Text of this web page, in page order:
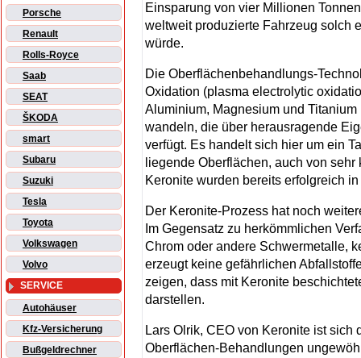
Porsche
Renault
Rolls-Royce
Saab
SEAT
ŠKODA
smart
Subaru
Suzuki
Tesla
Toyota
Volkswagen
Volvo
SERVICE
Autohäuser
Kfz-Versicherung
Bußgeldrechner
Einsparung von vier Millionen
weltweit produzierte Fahrzeug solch
würde.
Die Oberflächenbehandlungs-
Oxidation (plasma electrolytic
Aluminium, Magnesium und
wandeln, die über herausragende
verfügt. Es handelt sich hier um ein
liegende Oberflächen, auch von
Keronite wurden bereits erfolgreich
Der Keronite-Prozess hat noch
Im Gegensatz zu herkömmlichen
Chrom oder andere Schwermetalle,
erzeugt keine gefährlichen
zeigen, dass mit Keronite
darstellen.
Lars Olrik, CEO von Keronite ist sich
Oberflächen-Behandlungen